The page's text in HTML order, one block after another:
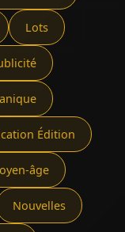
Lots
Édition
âge
Nouvelles